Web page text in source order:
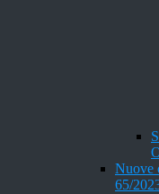
Nuove
65/